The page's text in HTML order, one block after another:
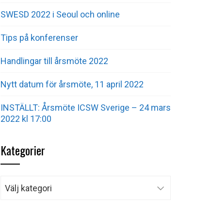
SWESD 2022 i Seoul och online
Tips på konferenser
Handlingar till årsmöte 2022
Nytt datum för årsmöte, 11 april 2022
INSTÄLLT: Årsmöte ICSW Sverige – 24 mars
2022 kl 17:00
Kategorier